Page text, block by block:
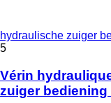
hydraulische zuiger
5
Vérin
zuiger bediening